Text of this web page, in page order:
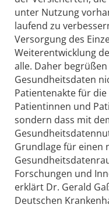
unter Nutzung
laufend zu
Versorgung des
Weiterentwicklung
alle. Daher
Gesundheitsdaten
Patientenakte für
Patientinnen und
sondern dass mit
Grundlage für einen
Forschungen und
erklärt Dr. Gerald
Deutschen